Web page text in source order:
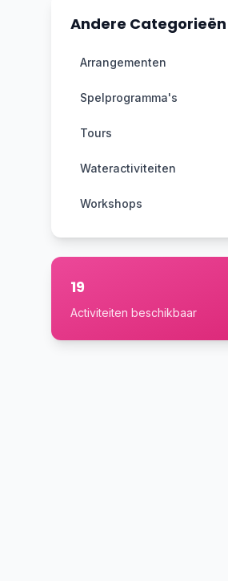
Andere Categorieën
Arrangementen
Spelprogramma's
Tours
Wateractiviteiten
Workshops
19
Activiteiten beschikbaar